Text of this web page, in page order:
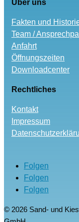
Über uns
Fakten und
Team /
Anfahrt
Öffnungszeiten
Downloadcenter
Rechtliches
Kontakt
Impressum
Folgen
Folgen
Folgen
© 2026 Sand- und